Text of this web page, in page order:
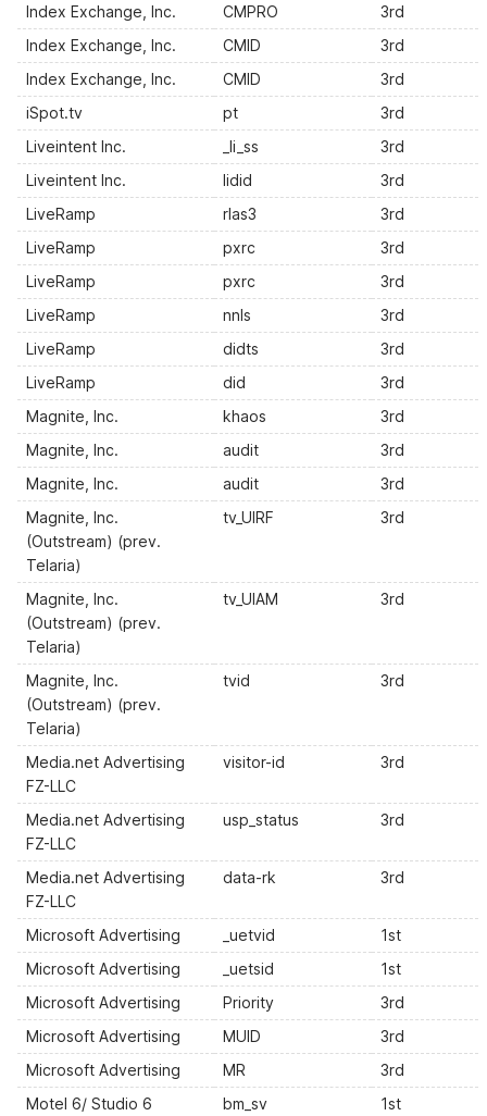
Index Exchange, Inc.
CMPRO
3rd
Index Exchange, Inc.
CMID
3rd
Index Exchange, Inc.
CMID
3rd
iSpot.tv
pt
3rd
Liveintent Inc.
_li_ss
3rd
Liveintent Inc.
lidid
3rd
LiveRamp
rlas3
3rd
LiveRamp
pxrc
3rd
LiveRamp
pxrc
3rd
LiveRamp
nnls
3rd
LiveRamp
didts
3rd
LiveRamp
did
3rd
Magnite, Inc.
khaos
3rd
Magnite, Inc.
audit
3rd
Magnite, Inc.
audit
3rd
Magnite, Inc.
(Outstream) (prev.
Telaria)
tv_UIRF 3rd
Magnite, Inc.
(Outstream) (prev.
Telaria)
tv_UIAM 3rd
Magnite, Inc.
(Outstream) (prev.
Telaria)
tvid 3rd
Media.net Advertising
FZ-LLC
visitor-id 3rd
Media.net Advertising
FZ-LLC
usp_status 3rd
Media.net Advertising
FZ-LLC
data-rk 3rd
Microsoft Advertising _uetvid
1st
Microsoft Advertising
_uetsid
1st
Microsoft Advertising
Priority
3rd
Microsoft Advertising
MUID
3rd
Microsoft Advertising
MR
3rd
Motel 6/ Studio 6
bm_sv 1st